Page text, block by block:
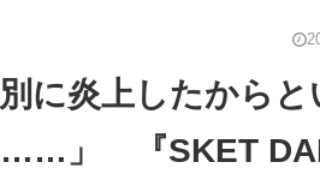
ト 企業向けIT製品の総合サイト
別に炎上したから
……」 『SKET